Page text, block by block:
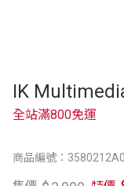
IK
商品編號：
全站滿800免運